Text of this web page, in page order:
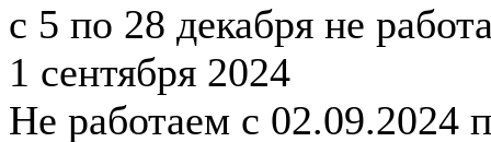
с 5 по 28 декабря не
1 сентября 2024
Не работаем с 02.09.2024